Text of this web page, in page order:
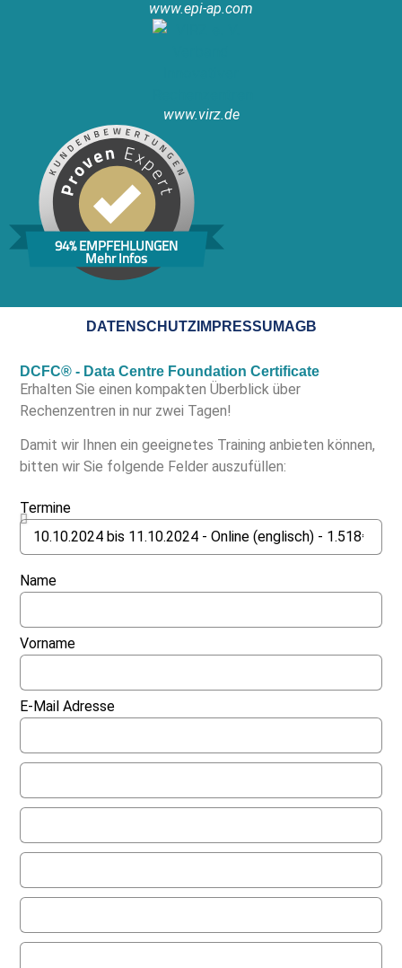
www.epi-ap.com
www.virz.de
94% EMPFEHLUNGEN
Mehr Infos
DATENSCHUTZIMPRESSUMAGB
DCFC® - Data Centre Foundation Certificate
Erhalten Sie einen kompakten Überblick über
Rechenzentren in nur zwei Tagen!
Damit wir Ihnen ein geeignetes Training anbieten können,
bitten wir Sie folgende Felder auszufüllen:
Termine
Name
Vorname
E-Mail Adresse